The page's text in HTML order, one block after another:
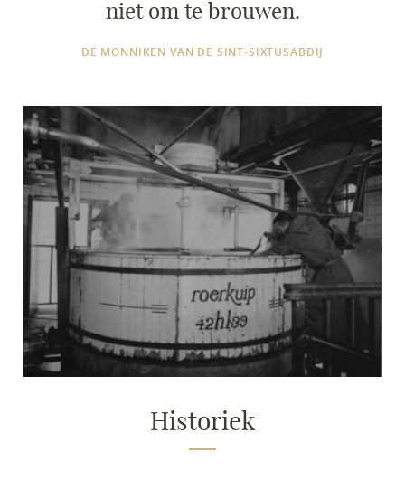
niet om te brouwen.
DE MONNIKEN VAN DE SINT-SIXTUSABDIJ
roerkuip
Historiek